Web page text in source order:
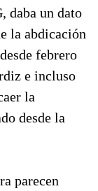
daba un dato
la abdicación
febrero
e incluso
la
desde la
parecen